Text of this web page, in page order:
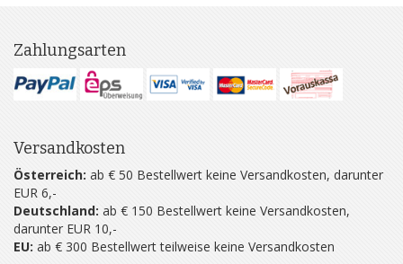
Zahlungsarten
Versandkosten
Österreich: ab € 50 Bestellwert keine Versandkosten, darunter
EUR 6,-
Deutschland: ab € 150 Bestellwert keine Versandkosten,
darunter EUR 10,-
EU: ab € 300 Bestellwert teilweise keine Versandkosten